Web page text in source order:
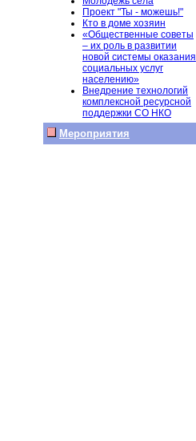
Проект "Ты - можешь!"
Кто в доме хозяин
«Общественные советы
– их роль в развитии
новой системы оказания
социальных услуг
населению»
Внедрение технологий
комплексной ресурсной
поддержки СО НКО
Мероприятия